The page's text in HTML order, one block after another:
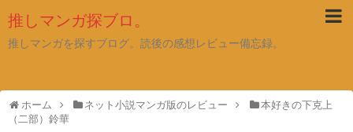
推しマンガ探ブロ。
推しマンガを探すブログ。読後の感想レビュー備忘録。
ホーム ネット小説マンガ版のレビュー
本好きの下克上
（二部）鈴華